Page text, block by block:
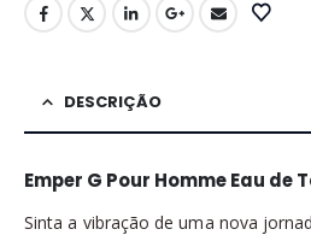
DESCRIÇÃO
Emper G Pour Homme Eau de
Sinta a vibração de uma nova